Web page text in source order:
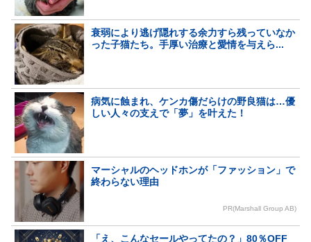
衰弱により逃げ隠れする余力すら残っていなか
った子猫たち。手厚い治療と愛情を与えら...
病気に蝕まれ、ケンカ傷だらけの野良猫は…優
しい人々の支えで「夢」を叶えた！
マーシャルのヘッドホンが「ファッション」で
終わらない理由
PR(Marshall Group AB)
「え、こんなセールやってたの？」80％OFF